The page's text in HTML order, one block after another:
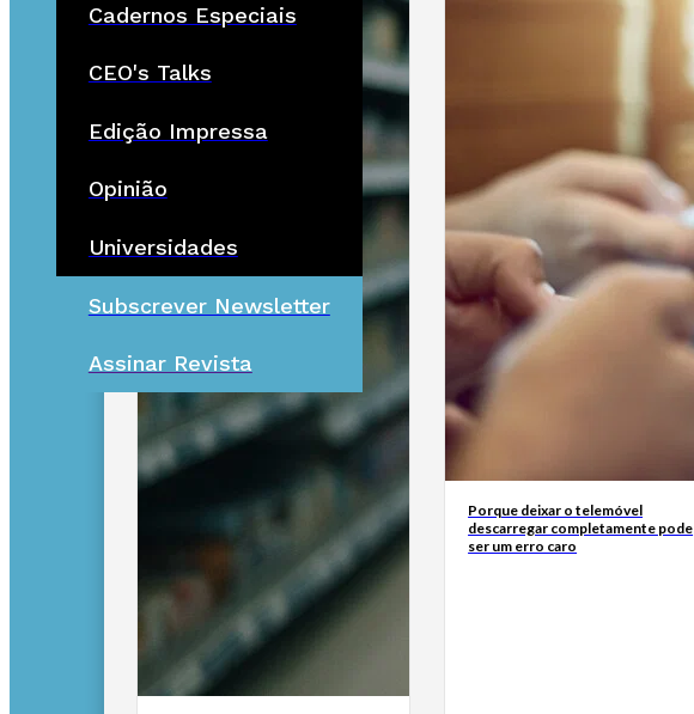
Cadernos Especiais
CEO's Talks
Edição Impressa
Opinião
Universidades
Subscrever Newsletter
Assinar Revista
Porque deixar o telemóvel
descarregar completamente pode
ser um erro caro